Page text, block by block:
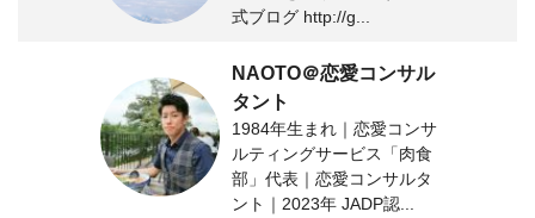
式ブログ http://g...
NAOTO＠恋愛コンサル
タント
1984年生まれ｜恋愛コンサ
ルティングサービス「肉食
部」代表｜恋愛コンサルタ
ント｜2023年 JADP認...